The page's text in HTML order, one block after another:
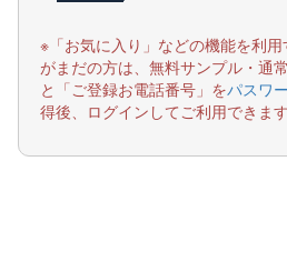
※「お気に入り」などの機能を利
がまだの方は、無料サンプル・通
と「ご登録お電話番号」をパスワ
得後、ログインしてご利用できます